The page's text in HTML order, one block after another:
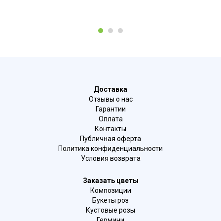
1 2 3
Доставка
Отзывы о нас
Гарантии
Оплата
Контакты
Публичная оферта
Политика конфиденциальности
Условия возврата
Заказать цветы
Композиции
Букеты роз
Кустовые розы